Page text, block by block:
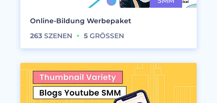
Online-Bildung Werbepaket
263 SZENEN 5 GRÖSSEN